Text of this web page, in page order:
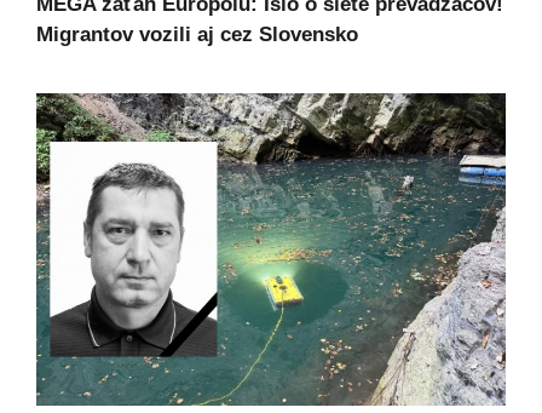
Migrantov vozili aj cez Slovensko